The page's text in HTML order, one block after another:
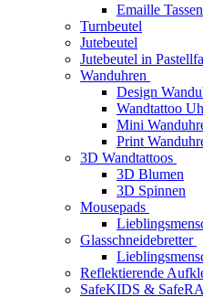
Emaille Tassen
Turnbeutel
Jutebeutel
Jutebeutel in
Wanduhren
Design
Wandtattoo
Mini
Print
3D Wandtattoos
3D Blumen
3D Spinnen
Mousepads
Glasschneidebretter
Reflektierende
SafeKIDS &